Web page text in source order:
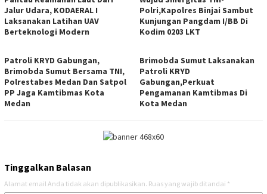
Jalur Udara, KODAERAL I
Laksanakan Latihan UAV
Berteknologi Modern ‎
Polri,Kapolres Binjai Sambut
Kunjungan Pangdam I/BB Di
Kodim 0203 LKT
Patroli KRYD Gabungan,
Brimobda Sumut Bersama TNI,
Polrestabes Medan Dan Satpol
PP Jaga Kamtibmas Kota
Medan
Brimobda Sumut Laksanakan
Patroli KRYD
Gabungan,Perkuat
Pengamanan Kamtibmas Di
Kota Medan
Tinggalkan Balasan
Alamat email Anda tidak akan dipublikasikan. Ruas yang wajib ditandai *